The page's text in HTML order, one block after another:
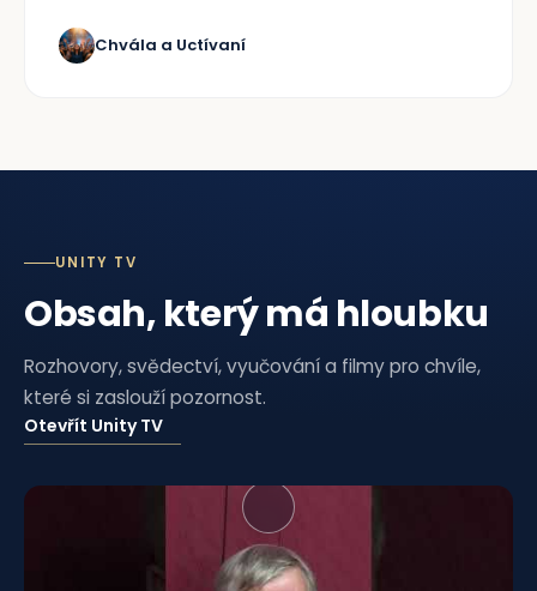
Chvála a Uctívaní
UNITY TV
Obsah, který má hloubku
Rozhovory, svědectví, vyučování a filmy pro chvíle,
které si zaslouží pozornost.
Otevřít Unity TV